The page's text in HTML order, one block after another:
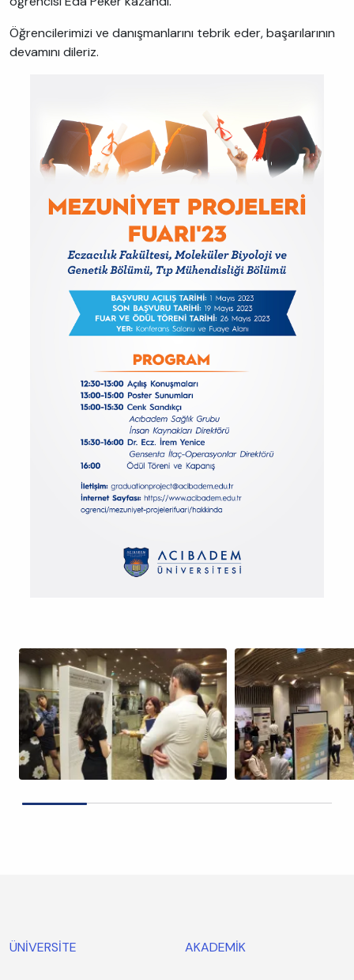
Öğrencilerimizi ve danışmanlarını tebrik eder, başarılarının
devamını dileriz.
ÜNİVERSİTE AKADEMİK